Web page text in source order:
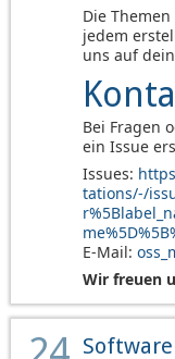
Die
jedem
uns auf
Bei Fragen
ein Issue
Issues:
tations/-/
E-Mail:
Wir freuen